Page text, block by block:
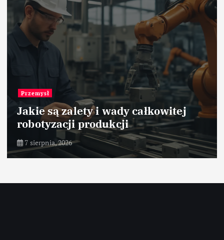
Przemysł
Jakie są zalety i wady całkowitej
robotyzacji produkcji
7 sierpnia, 2026